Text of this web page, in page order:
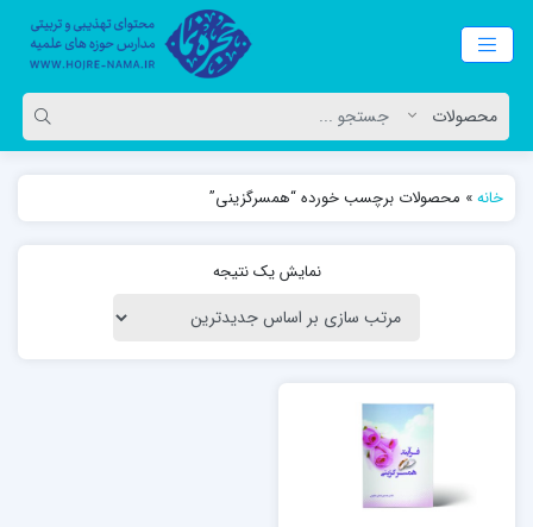
خانه» محصولات برچسب خورده “همسرگزینی”
نمایش یک نتیجه